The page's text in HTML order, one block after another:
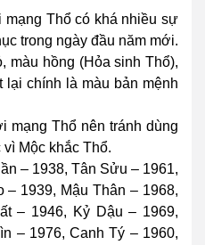
Thổ có khá nhiều sự
trong ngày đầu năm mới.
màu hồng (Hỏa sinh Thổ),
lại chính là màu bản mệnh
mạng Thổ nên tránh dùng
Mộc khắc Thổ.
– 1938, Tân Sửu – 1961,
– 1939, Mậu Thân – 1968,
– 1946, Kỷ Dậu – 1969,
– 1976, Canh Tý – 1960,